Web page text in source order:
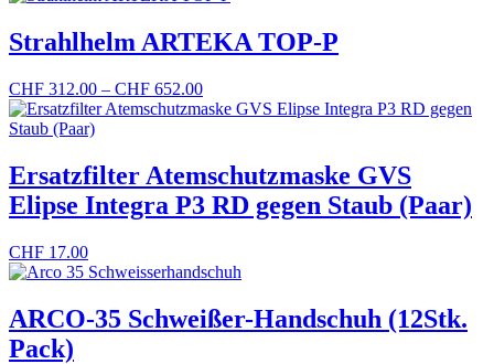
Strahlhelm ARTEKA TOP-P
CHF 312.00 – CHF 652.00Preisspanne:
CHF 312.00
Ersatzfilter Atemschutzmaske GVS
Elipse Integra P3 RD gegen Staub (Paar)
CHF 17.00
ARCO-35 Schweißer-Handschuh (12Stk.
Pack)